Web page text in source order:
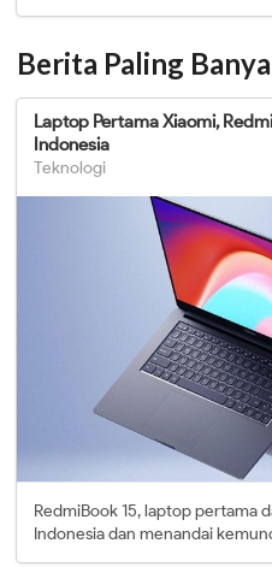
Berita Paling
Laptop Pertama Xiaomi,
Indonesia
Teknologi
RedmiBook 15, laptop pertama
Indonesia dan menandai